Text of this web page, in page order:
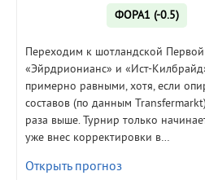
ФОРА1 (-0.5)
Переходим к шотландской Первой
«Эйрдрионианс» и «Ист-
примерно равными, хотя, если
составов (по данным
раза выше. Турнир только
уже внес корректировки в…
Открыть прогноз